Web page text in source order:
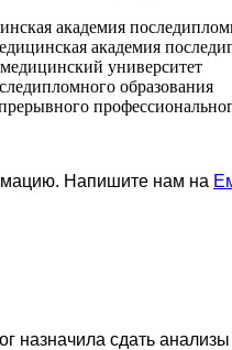
академия
академия
университет
образования
Напишите нам на
сдать